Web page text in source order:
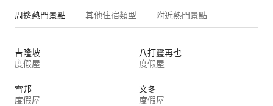
周邊熱門景點 其他住宿類型 附近熱門景點
吉隆坡
度假屋
八打靈再也
度假屋
雪邦
度假屋
文冬
度假屋